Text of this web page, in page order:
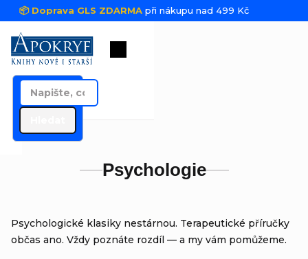
Přejít na obsah
📦 Doprava GLS ZDARMA při nákupu nad 499 Kč
Nákupní košík
Psychologie
Psychologické klasiky nestárnou. Terapeutické příručky
občas ano. Vždy poznáte rozdíl — a my vám pomůžeme.